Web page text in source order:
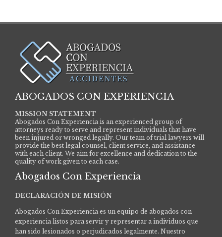
ABOGADOS CON EXPERIENCIA
MISSION STATEMENT
Abogados Con Experiencia is an experienced group of
attorneys ready to serve and represent individuals that have
been injured or wronged legally. Our team of trial lawyers will
provide the best legal counsel, client service, and assistance
with each client. We aim for excellence and dedication to the
quality of work given to each case.
Abogados Con Experiencia
DECLARACIÓN DE MISIÓN
Abogados Con Experiencia es un equipo de abogados con
experiencia listos para servir y representar a individuos que
han sido lesionados o perjudicados legalmente. Nuestro